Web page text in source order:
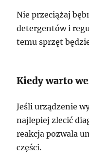
Nie przeciążaj
detergentów i
temu sprzęt
Kiedy warto
Jeśli urządzenie
najlepiej zlecić
reakcja pozwala
części.